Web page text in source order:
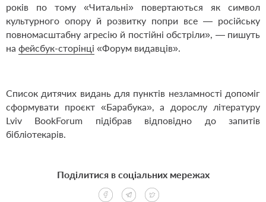
років по тому «Читальні» повертаються як символ
культурного опору й розвитку попри все — російську
повномасштабну агресію й постійні обстріли», — пишуть
на фейсбук-сторінці «Форум видавців».
Список дитячих видань для пунктів незламності допоміг
сформувати проєкт «Барабука», а дорослу літературу
Lviv BookForum підібрав відповідно до запитів
бібліотекарів.
Поділитися в соціальних мережах